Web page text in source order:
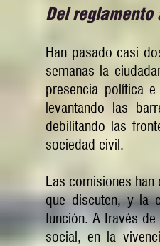
Del
Han pasado casi
semanas la
presencia política
levantando las
debilitando las
sociedad civil.
Las comisiones
que discuten, y la
función. A través
social, en la